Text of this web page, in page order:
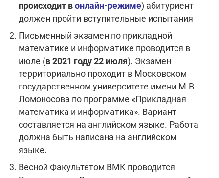
происходит вонлайн-режиме) абитуриент
должен пройти вступительные испытания
Письменный экзамен по прикладной
математике и информатике проводится в
июле (в 2021 году 22 июля). Экзамен
территориально проходит в Московском
государственном университете имени М.В.
Ломоносова по программе «Прикладная
математика и информатика». Вариант
составляется на английском языке. Работа
должна быть написана на английском
языке.
Весной Факультетом ВМК проводится